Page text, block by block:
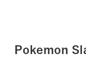
Pokemon